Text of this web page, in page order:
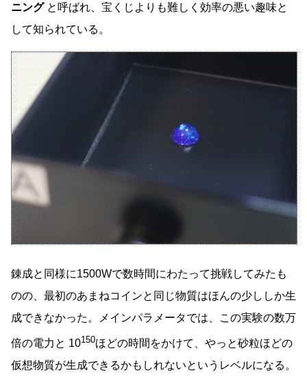
ニングと呼ばれ、宝くじよりも難しく効率の悪い趣味と
して知られている。
錬成と同様に1500Wで数時間にわたって挑戦してみたも
のの、最初のあまねコインと同じ物質はほんの少ししか生
成できなかった。メインパラメータでは、この実験の数万
倍の電力と 10150ほどの時間をかけて、やっと砂粒ほどの
仮想物質が生成できるかもしれないというレベルになる。